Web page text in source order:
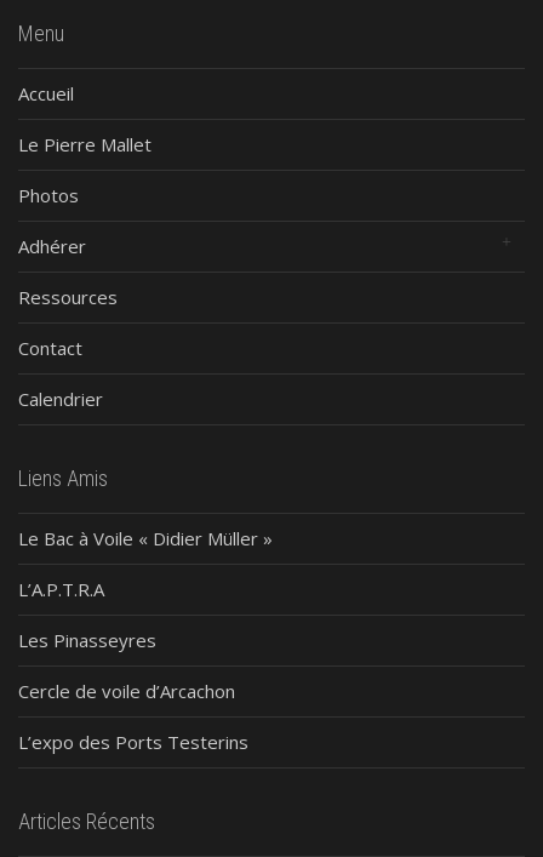
Menu
Accueil
Le Pierre Mallet
Photos
Adhérer
Ressources
Contact
Calendrier
Liens Amis
Le Bac à Voile « Didier Müller »
L’A.P.T.R.A
Les Pinasseyres
Cercle de voile d’Arcachon
L’expo des Ports Testerins
Articles Récents